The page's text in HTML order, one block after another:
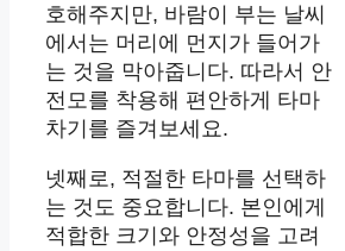
호해주지만, 바람이 부는 날씨
에서는 머리에 먼지가 들어가
는 것을 막아줍니다. 따라서 안
전모를 착용해 편안하게 타마
차기를 즐겨보세요.
넷째로, 적절한 타마를 선택하
는 것도 중요합니다. 본인에게
적합한 크기와 안정성을 고려